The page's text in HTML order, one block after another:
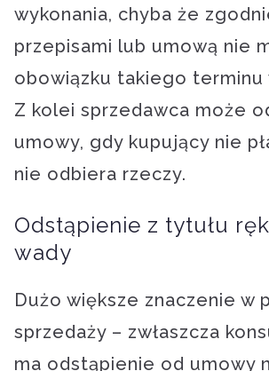
wykonania, chyba że
przepisami lub umową nie
obowiązku takiego terminu
Z kolei sprzedawca może
umowy, gdy kupujący nie
nie odbiera rzeczy.
Odstąpienie z tytułu
wady
Dużo większe znaczenie w
sprzedaży – zwłaszcza
ma odstąpienie od umowy